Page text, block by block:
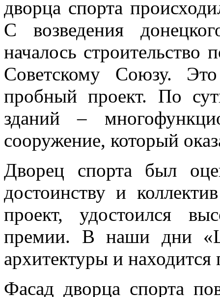
дворца спорта
С возведения
началось
Советскому Союзу.
пробный проект. По
зданий –
сооружение, который
Дворец спорта был
достоинству и
проект, удостоился
премии. В наши дни
архитектуры и
Фасад дворца спорта